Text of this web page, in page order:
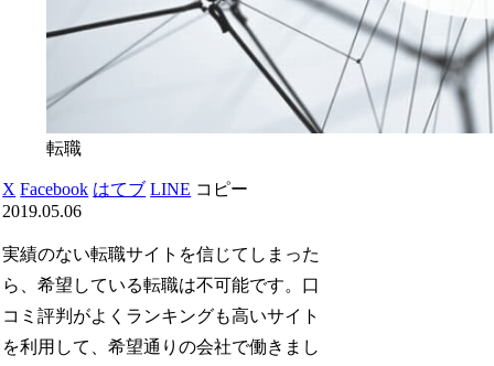
転職
X Facebook はてブ LINE コピー
2019.05.06
実績のない転職サイトを信じてしまった
ら、希望している転職は不可能です。口
コミ評判がよくランキングも高いサイト
を利用して、希望通りの会社で働きまし